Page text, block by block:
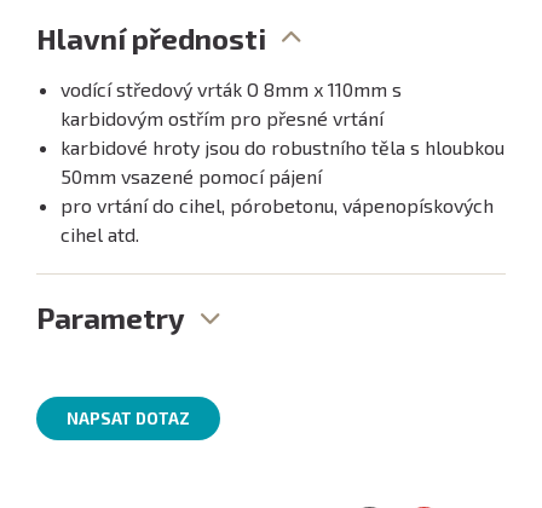
Hlavní přednosti
vodící středový vrták O 8mm x 110mm s
karbidovým ostřím pro přesné vrtání
karbidové hroty jsou do robustního těla s hloubkou
50mm vsazené pomocí pájení
pro vrtání do cihel, pórobetonu, vápenopískových
cihel atd.
Parametry
NAPSAT DOTAZ